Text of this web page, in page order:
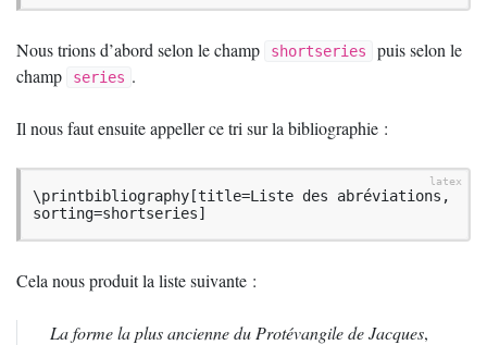
Nous trions d’abord selon le champ shortseries
puis selon le
champ
series .
Il nous faut ensuite appeller ce tri sur la bibliographie :
\printbibliography[title=Liste des abréviations,
sorting=shortseries]
Cela nous produit la liste suivante :
La forme la plus ancienne du Protévangile de Jacques,